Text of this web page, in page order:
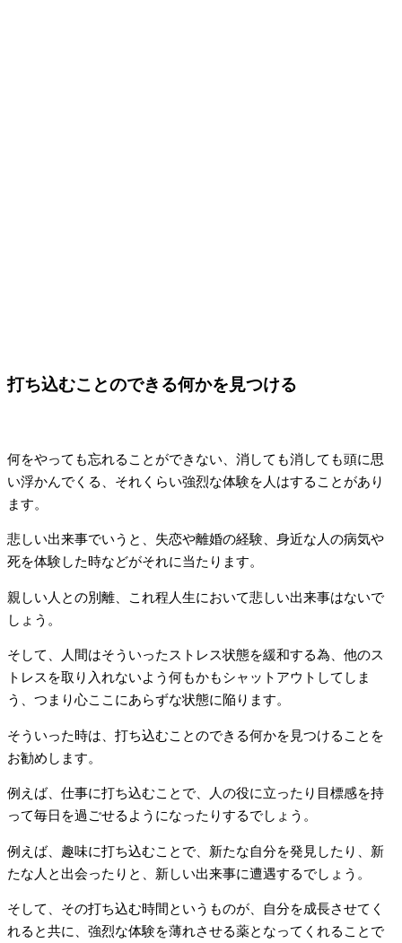
打ち込むことのできる何かを見つける
何をやっても忘れることができない、消しても消しても頭に思
い浮かんでくる、それくらい強烈な体験を人はすることがあり
ます。
悲しい出来事でいうと、失恋や離婚の経験、身近な人の病気や
死を体験した時などがそれに当たります。
親しい人との別離、これ程人生において悲しい出来事はないで
しょう。
そして、人間はそういったストレス状態を緩和する為、他のス
トレスを取り入れないよう何もかもシャットアウトしてしま
う、つまり心ここにあらずな状態に陥ります。
そういった時は、打ち込むことのできる何かを見つけることを
お勧めします。
例えば、仕事に打ち込むことで、人の役に立ったり目標感を持
って毎日を過ごせるようになったりするでしょう。
例えば、趣味に打ち込むことで、新たな自分を発見したり、新
たな人と出会ったりと、新しい出来事に遭遇するでしょう。
そして、その打ち込む時間というものが、自分を成長させてく
れると共に、強烈な体験を薄れさせる薬となってくれることで